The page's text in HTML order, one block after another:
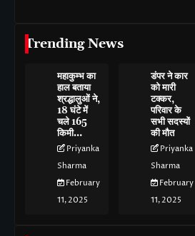
Trending News
महाकुम्भ का
हाल बताया
श्रद्धालुओं ने,
18 घंटे में
चले 165
किमी…
Priyanka
Sharma
February
11, 2025
डंपर ने कार
को मारी
टक्कर,
परिवार के
सभी सदस्यों
की मौत
Priyanka
Sharma
February
11, 2025